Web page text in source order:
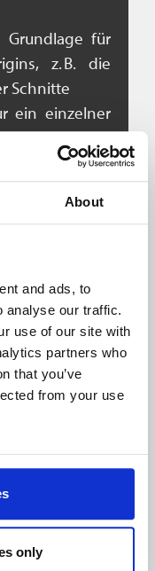
About
and ads, to
analyse our traffic.
use of our site with
partners who
that you’ve
from your use
only
für
z. B. die
Schnitte
ein einzelner
vom Haupt-
Origins
alle
Würfel, um
so
zu einer
wenn dort nur
ganze Weg
kommt man